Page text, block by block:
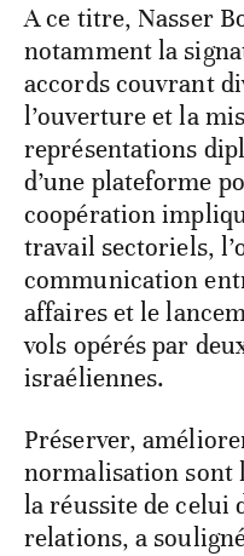
A ce titre, Nasser
notamment la
accords couvrant
l’ouverture et la
représentations
d’une plateforme
coopération
travail sectoriels,
communication
affaires et le
vols opérés par
israéliennes.
Préserver,
normalisation sont
la réussite de celui
relations, a